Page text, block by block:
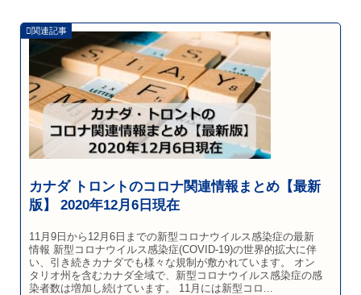
カナダ トロントのコロナ関連情報まとめ【最新
版】 2020年12月6日現在
11月9日から12月6日までの新型コロナウイルス感染症の最新
情報 新型コロナウイルス感染症(COVID-19)の世界的拡大に伴
い、引き続きカナダでも様々な規制が敷かれています。 オン
タリオ州を含むカナダ全域で、新型コロナウイルス感染症の感
染者数は増加し続けています。 11月には新型コロ...